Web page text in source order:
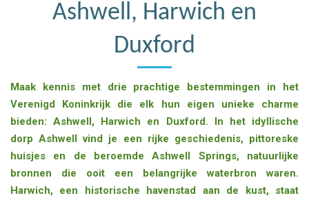
Ashwell, Harwich en
Duxford
Maak kennis met drie prachtige bestemmingen in het
Verenigd Koninkrijk die elk hun eigen unieke charme
bieden:Ashwell , Harwich en Duxford. In het idyllische
dorp Ashwell vind je een rijke geschiedenis, pittoreske
huisjes en de beroemde Ashwell Springs, natuurlijke
bronnen die ooit een belangrijke waterbron waren.
Harwich, een historische havenstad aan de kust, staat